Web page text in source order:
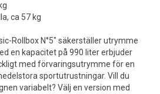
ca 57 kg
Rollbox N°5" säkerställer utrymme
en kapacitet på 990 liter erbjuder
med förvaringsutrymme för en
sportutrustningar. Vill du
variabelt? Välj en version med